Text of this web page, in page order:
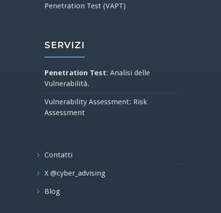
Penetration Test (VAPT)
SERVIZI
Penetration Test: Analisi delle
Vulnerabilità.
Vulnerability Assessment: Risk
Assessment
Contatti
X @cyber_advising
Blog